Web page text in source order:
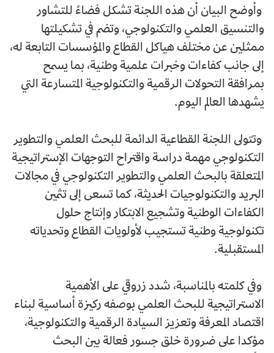
وأوضح البيان أن هذه اللجنة تشكل فضاءً للتشاور
والتنسيق العلمي والتكنولوجي، وتضم في تشكيلتها
ممثلين عن مختلف هياكل القطاع والمؤسسات التابعة له،
إلى جانب كفاءات وخبرات علمية وطنية، بما يسمح
بمرافقة التحولات الرقمية والتكنولوجية المتسارعة التي
يشهدها العالم اليوم.
وتتولى اللجنة القطاعية الدائمة للبحث العلمي والتطوير
التكنولوجي مهمة دراسة واقتراح التوجهات الإستراتيجية
المتعلقة بالبحث العلمي والتطوير التكنولوجي في مجالات
البريد والتكنولوجيات الحديثة، كما تسعى إلى تثمين
الكفاءات الوطنية وتشجيع الابتكار وإنتاج حلول
تكنولوجية وطنية تستجيب لأولويات القطاع وتحدياته
المستقبلية.
وفي كلمته بالمناسبة، شدد زروقي على الأهمية
الاستراتيجية للبحث العلمي بوصفه ركيزة أساسية لبناء
اقتصاد المعرفة وتعزيز السيادة الرقمية والتكنولوجية،
مؤكدا على ضرورة خلق جسور فعالة بين البحث